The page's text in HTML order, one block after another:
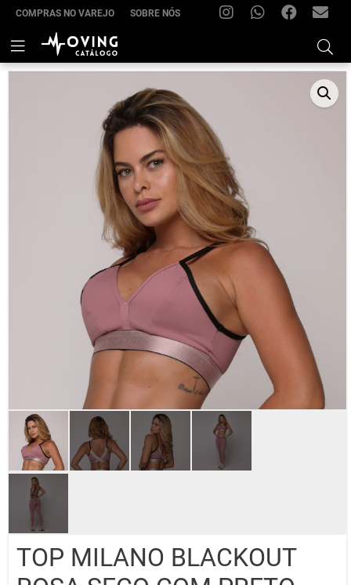
Skip
–
FACEBOOK
COMPRAS NO VAREJO SOBRE NÓS
TOP MILANO BLACKOUT